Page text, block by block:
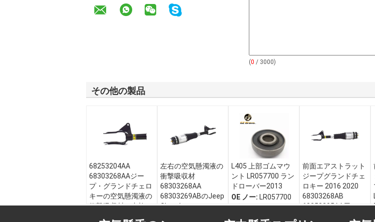
(0 / 3000)
その他の製品
68253204AA
68303268AAジー
プ・グランドチェロ
キーの空気懸濁液の
衝撃吸収材の支柱
モデル:
左右の空気懸濁液の
衝撃吸収材
68303268AA
68303269ABのJeep
Cherokee
L405 上部ゴムマウ
ント LR057700 ラン
ドローバー2013
OE ノー: LR057700
保証:12ヶ月
前面エアストラット
ジープグランドチェ
ロキー 2016 2020
68303268AB
68253205AA用のエ